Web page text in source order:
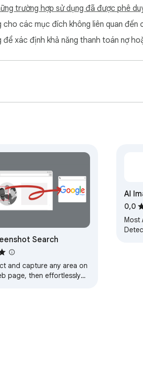
trường hợp sử dụng đã được phê
các mục đích không liên quan đến
xác định khả năng thanh toán nợ
Search
and capture any area on
page, then effortlessly
AI
0,0
Most